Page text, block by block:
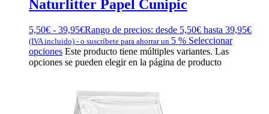
Naturlitter Papel Cunipic
5,50€ - 39,95€Rango de precios: desde 5,50€ hasta 39,95€
(IVA incluido) - o suscríbete para ahorrar un 5 % Seleccionar
opciones Este producto tiene múltiples variantes. Las
opciones se pueden elegir en la página de producto